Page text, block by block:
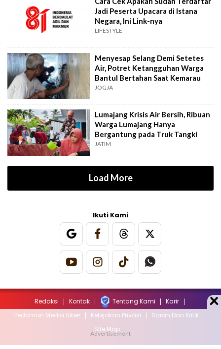
Jadi Peserta Upacara di Istana
Negara, Ini Link-nya
LIFESTYLE
Menyesap Selang Demi Setetes
Air, Potret Ketangguhan Warga
Bantul Bertahan Saat Kemarau
JOGJA
Lumajang Krisis Air Bersih, Ribuan
Warga Lumajang Hanya
Bergantung pada Truk Tangki
JATIM
Load More
Ikuti Kami
Redaksi Kontak Tentang Kami
Karir
Pedoman Media Siber
Kebijakan Privasi
Saran Dan Kritik
Site Map